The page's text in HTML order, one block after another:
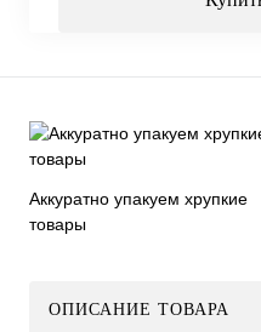
Аккуратно упакуем хрупкие
товары
ОПИСАНИЕ ТОВАРА